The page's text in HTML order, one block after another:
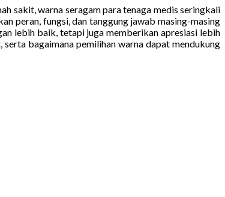
sakit, warna seragam para tenaga medis seringkali
peran, fungsi, dan tanggung jawab masing-masing
lebih baik, tetapi juga memberikan apresiasi lebih
bagaimana pemilihan warna dapat mendukung